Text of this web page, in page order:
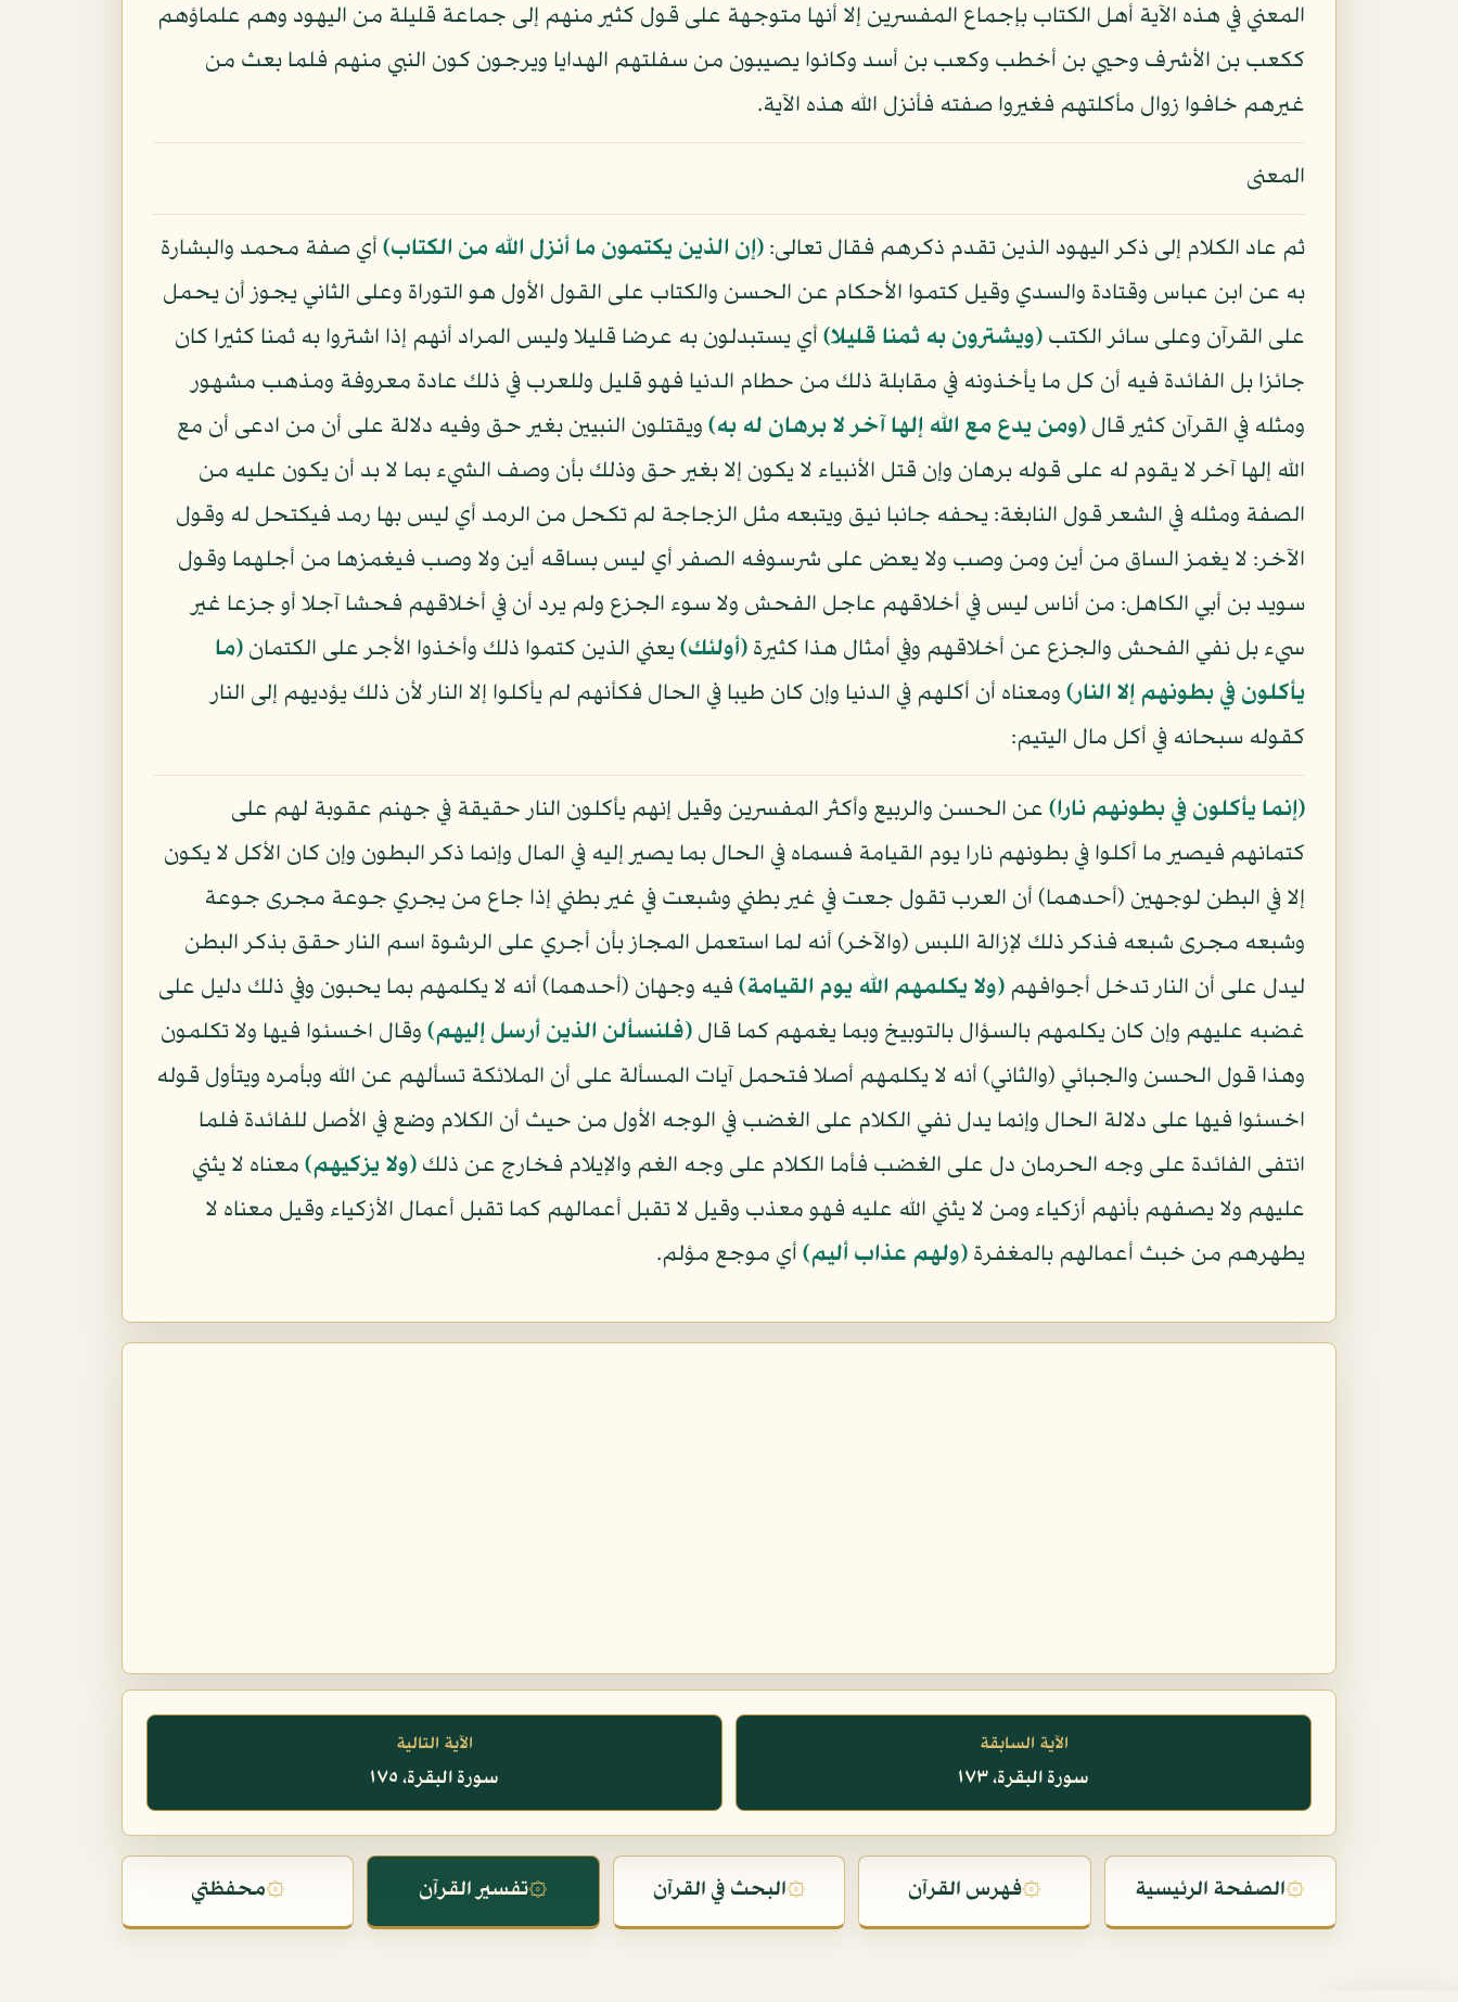
المعني في هذه الآية أهل الكتاب بإجماع المفسرين إلا أنها متوجهة على قول كثير منهم إلى جماعة قليلة من اليهود وهم علماؤهم
ككعب بن الأشرف وحيي بن أخطب وكعب بن أسد وكانوا يصيبون من سفلتهم الهدايا ويرجون كون النبي منهم فلما بعث من
غيرهم خافوا زوال مأكلتهم فغيروا صفته فأنزل الله هذه الآية.
المعنى
ثم عاد الكلام إلى ذكر اليهود الذين تقدم ذكرهم فقال تعالى: ﴿إن الذين يكتمون ما أنزل الله من الكتاب﴾ أي صفة محمد والبشارة
به عن ابن عباس وقتادة والسدي وقيل كتموا الأحكام عن الحسن والكتاب على القول الأول هو التوراة وعلى الثاني يجوز أن يحمل
على القرآن وعلى سائر الكتب ﴿ويشترون به ثمنا قليلا﴾ أي يستبدلون به عرضا قليلا وليس المراد أنهم إذا اشتروا به ثمنا كثيرا كان
جائزا بل الفائدة فيه أن كل ما يأخذونه في مقابلة ذلك من حطام الدنيا فهو قليل وللعرب في ذلك عادة معروفة ومذهب مشهور
ومثله في القرآن كثير قال ﴿ومن يدع مع الله إلها آخر لا برهان له به﴾ ويقتلون النبيين بغير حق وفيه دلالة على أن من ادعى أن مع
الله إلها آخر لا يقوم له على قوله برهان وإن قتل الأنبياء لا يكون إلا بغير حق وذلك بأن وصف الشيء بما لا بد أن يكون عليه من
الصفة ومثله في الشعر قول النابغة: يحفه جانبا نيق ويتبعه مثل الزجاجة لم تكحل من الرمد أي ليس بها رمد فيكتحل له وقول
الآخر: لا يغمز الساق من أين ومن وصب ولا يعض على شرسوفه الصفر أي ليس بساقه أين ولا وصب فيغمزها من أجلهما وقول
سويد بن أبي الكاهل: من أناس ليس في أخلاقهم عاجل الفحش ولا سوء الجزع ولم يرد أن في أخلاقهم فحشا آجلا أو جزعا غير
سيء بل نفي الفحش والجزع عن أخلاقهم وفي أمثال هذا كثيرة ﴿أولئك﴾يعني الذين كتموا ذلك وأخذوا الأجر على الكتمان ﴿ما
يأكلون في بطونهم إلا النار﴾ ومعناه أن أكلهم في الدنيا وإن كان طيبا في الحال فكأنهم لم يأكلوا إلا النار لأن ذلك يؤديهم إلى النار
كقوله سبحانه في أكل مال اليتيم:
﴿إنما يأكلون في بطونهم نارا﴾ عن الحسن والربيع وأكثر المفسرين وقيل إنهم يأكلون النار حقيقة في جهنم عقوبة لهم على
كتمانهم فيصير ما أكلوا في بطونهم نارا يوم القيامة فسماه في الحال بما يصير إليه في المال وإنما ذكر البطون وإن كان الأكل لا يكون
إلا في البطن لوجهين (أحدهما) أن العرب تقول جعت في غير بطني وشبعت في غير بطني إذا جاع من يجري جوعة مجرى جوعة
وشبعه مجرى شبعه فذكر ذلك لإزالة اللبس (والآخر) أنه لما استعمل المجاز بأن أجري على الرشوة اسم النار حقق بذكر البطن
ليدل على أن النار تدخل أجوافهم ﴿ولا يكلمهم الله يوم القيامة﴾ فيه وجهان (أحدهما) أنه لا يكلمهم بما يحبون وفي ذلك دليل على
غضبه عليهم وإن كان يكلمهم بالسؤال بالتوبيخ وبما يغمهم كما قال ﴿فلنسألن الذين أرسل إليهم﴾ وقال اخسئوا فيها ولا تكلمون
وهذا قول الحسن والجبائي (والثاني) أنه لا يكلمهم أصلا فتحمل آيات المسألة على أن الملائكة تسألهم عن الله وبأمره ويتأول قوله
اخسئوا فيها على دلالة الحال وإنما يدل نفي الكلام على الغضب في الوجه الأول من حيث أن الكلام وضع في الأصل للفائدة فلما
انتفى الفائدة على وجه الحرمان دل على الغضب فأما الكلام على وجه الغم والإيلام فخارج عن ذلك ﴿ولا يزكيهم﴾ معناه لا يثني
عليهم ولا يصفهم بأنهم أزكياء ومن لا يثني الله عليه فهو معذب وقيل لا تقبل أعمالهم كما تقبل أعمال الأزكياء وقيل معناه لا
يطهرهم من خبث أعمالهم بالمغفرة ﴿ولهم عذاب أليم﴾ أي موجع مؤلم.
الآية السابقة
سورة البقرة، ١٧٣
الآية التالية
سورة البقرة، ١٧٥
۞الصفحة الرئيسية ۞فهرس القرآن ۞البحث في القرآن ۞تفسير القرآن ۞محفظتي